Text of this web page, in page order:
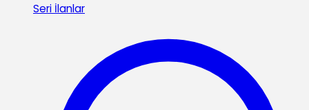
Seri İlanlar